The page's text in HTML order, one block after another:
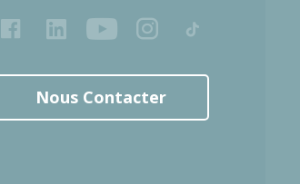
FacebookLinkedInYoutubeInstagram
Tiktok
Nous Contacter